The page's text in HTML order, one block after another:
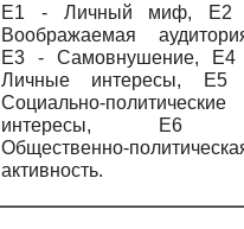
Е1 - Личный миф, Е2
Воображаемая
Е3 - Самовнушение, Е4
Личные интересы, Е5
Социально-политические
интересы, Е6
Общественно-
активность.